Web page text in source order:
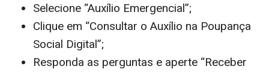
Selecione “Auxílio Emergencial”;
Clique em “Consultar o Auxílio na Poupança
Social Digital”;
Responda as perguntas e aperte “Receber